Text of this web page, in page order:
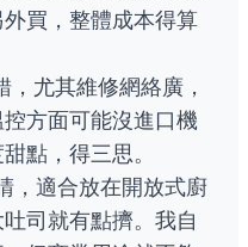
買，整體成本得算
尤其維修網絡廣，
方面可能沒進口機
點，得三思。
，適合放在開放式廚
司就有點擠。我自